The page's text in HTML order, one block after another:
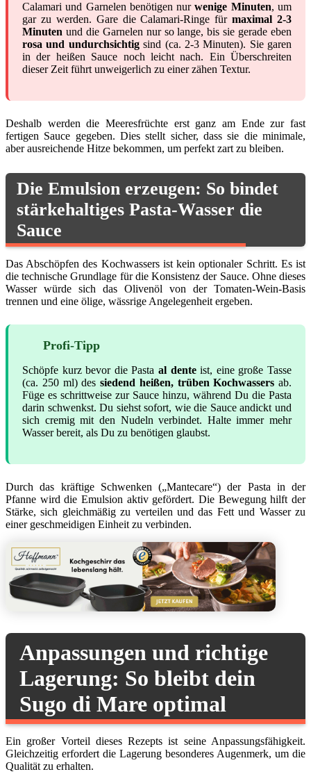
Calamari und Garnelen benötigen nurwenige Minuten, um
gar zu werden. Gare die Calamari-Ringe fürmaximal 2-3
Minuten und die Garnelen nur so lange, bis sie gerade eben
rosa und undurchsichtigsind (ca. 2-3 Minuten). Sie garen
in der heißen Sauce noch leicht nach. Ein Überschreiten
dieser Zeit führt unweigerlich zu einer zähen Textur.
Deshalb werden die Meeresfrüchte erst ganz am Ende zur fast
fertigen Sauce gegeben. Dies stellt sicher, dass sie die minimale,
aber ausreichende Hitze bekommen, um perfekt zart zu bleiben.
Die Emulsion erzeugen: So bindet
stärkehaltiges Pasta-Wasser die
Sauce
Das Abschöpfen des Kochwassers ist kein optionaler Schritt. Es ist
die technische Grundlage für die Konsistenz der Sauce. Ohne dieses
Wasser würde sich das Olivenöl von der Tomaten-Wein-Basis
trennen und eine ölige, wässrige Angelegenheit ergeben.
Profi-Tipp
Schöpfe kurz bevor die Pasta al denteist, eine große Tasse
(ca. 250 ml) des siedend heißen, trüben Kochwassers ab.
Füge es schrittweise zur Sauce hinzu, während Du die Pasta
darin schwenkst. Du siehst sofort, wie die Sauce andickt und
sich cremig mit den Nudeln verbindet. Halte immer mehr
Wasser bereit, als Du zu benötigen glaubst.
Durch das kräftige Schwenken („Mantecare“) der Pasta in der
Pfanne wird die Emulsion aktiv gefördert. Die Bewegung hilft der
Stärke, sich gleichmäßig zu verteilen und das Fett und Wasser zu
einer geschmeidigen Einheit zu verbinden.
Anpassungen und richtige
Lagerung: So bleibt dein
Sugo di Mare optimal
Ein großer Vorteil dieses Rezepts ist seine Anpassungsfähigkeit.
Gleichzeitig erfordert die Lagerung besonderes Augenmerk, um die
Qualität zu erhalten.